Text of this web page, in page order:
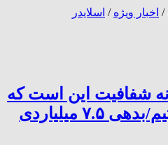
/ اخبار ویژه / اسلایدر
شفافیت این است که
وامدار هیچ کس نیستیم/بدهی ۷.۵ میلیاردی